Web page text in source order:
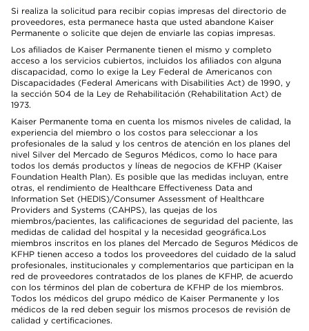
Si realiza la solicitud para recibir copias impresas del directorio de
proveedores, esta permanece hasta que usted abandone Kaiser
Permanente o solicite que dejen de enviarle las copias impresas.
Los afiliados de Kaiser Permanente tienen el mismo y completo
acceso a los servicios cubiertos, incluidos los afiliados con alguna
discapacidad, como lo exige la Ley Federal de Americanos con
Discapacidades (Federal Americans with Disabilities Act) de 1990, y
la sección 504 de la Ley de Rehabilitación (Rehabilitation Act) de
1973.
Kaiser Permanente toma en cuenta los mismos niveles de calidad, la
experiencia del miembro o los costos para seleccionar a los
profesionales de la salud y los centros de atención en los planes del
nivel Silver del Mercado de Seguros Médicos, como lo hace para
todos los demás productos y líneas de negocios de KFHP (Kaiser
Foundation Health Plan). Es posible que las medidas incluyan, entre
otras, el rendimiento de Healthcare Effectiveness Data and
Information Set (HEDIS)/Consumer Assessment of Healthcare
Providers and Systems (CAHPS), las quejas de los
miembros/pacientes, las calificaciones de seguridad del paciente, las
medidas de calidad del hospital y la necesidad geográfica.Los
miembros inscritos en los planes del Mercado de Seguros Médicos de
KFHP tienen acceso a todos los proveedores del cuidado de la salud
profesionales, institucionales y complementarios que participan en la
red de proveedores contratados de los planes de KFHP, de acuerdo
con los términos del plan de cobertura de KFHP de los miembros.
Todos los médicos del grupo médico de Kaiser Permanente y los
médicos de la red deben seguir los mismos procesos de revisión de
calidad y certificaciones.